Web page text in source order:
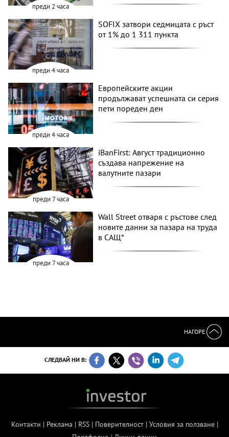
преди 2 часа
преди 4 часа
SOFIX затвори седмицата с ръст
от 1% до 1 311 пункта
преди 4 часа
Европейските акции
продължават успешната си серия
пети пореден ден
преди 7 часа
iBanFirst: Август традиционно
създава напрежение на
валутните пазари
преди 7 часа
Wall Street отваря с ръстове след
новите данни за пазара на труда
в САЩ*
НАГОРЕ
СЛЕДВАЙ НИ В:
Контакти | Реклама | RSS| Поверителност| Условия за ползване|